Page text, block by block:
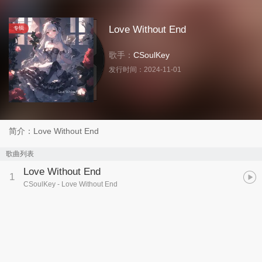
专辑 Love Without End
歌手： CSoulKey
发行时间： 2024-11-01
简介：Love Without End
歌曲列表
1 Love Without End
CSoulKey - Love Without End